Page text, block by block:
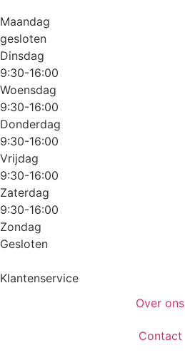
Maandag
gesloten
Dinsdag
9:30-16:00
Woensdag
9:30-16:00
Donderdag
9:30-16:00
Vrijdag
9:30-16:00
Zaterdag
9:30-16:00
Zondag
Gesloten
Klantenservice
Over ons
Contact